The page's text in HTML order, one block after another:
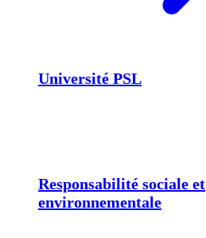
Université PSL
Responsabilité sociale et
environnementale